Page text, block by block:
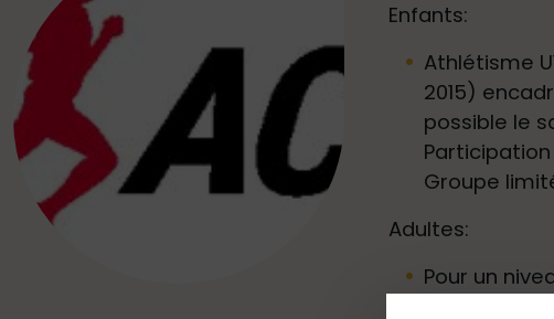
Enfants:
Athlétisme
2015)
possible le
Groupe
Adultes:
Pour un